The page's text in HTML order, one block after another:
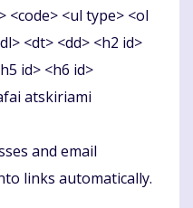
<code> <ul type> <ol
<dt> <dd> <h2 id>
id> <h6 id>
atskiriami
and email
links automatically.